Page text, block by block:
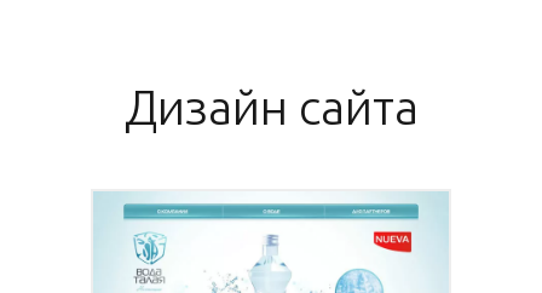
Дизайн сайта